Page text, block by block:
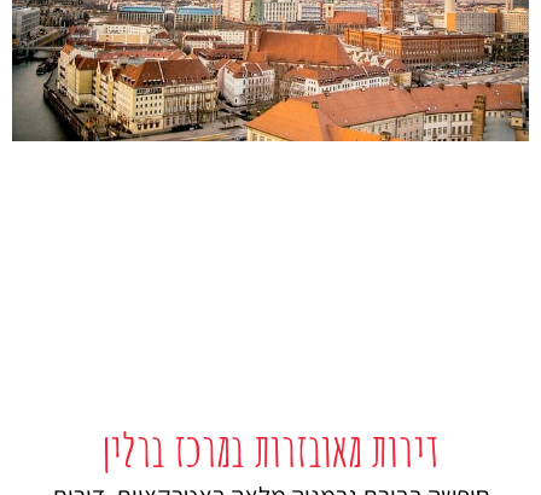
דירות מאובזרות במרכז ברלין